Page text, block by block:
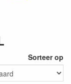
Sorteer op